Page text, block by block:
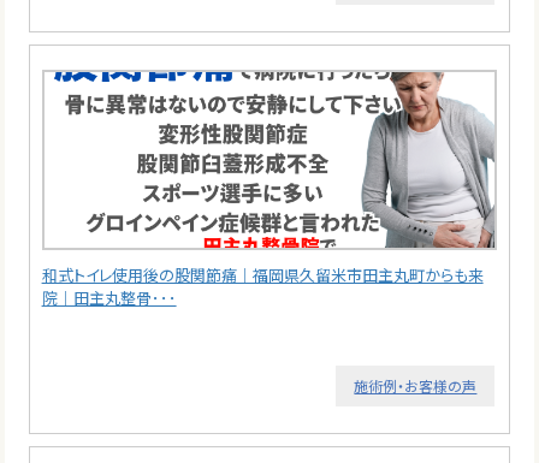
和式トイレ使用後の股関節痛｜福岡県久留米市田主丸町からも来
院｜田主丸整骨･･･
施術例・お客様の声